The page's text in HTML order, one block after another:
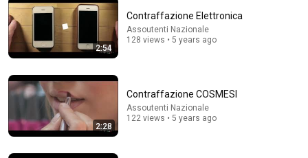
2:54
Contraffazione Elettronica
Assoutenti Nazionale
128 views • 5 years ago
2:28
Contraffazione COSMESI
Assoutenti Nazionale
122 views • 5 years ago